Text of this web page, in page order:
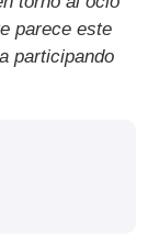
parece este
participando